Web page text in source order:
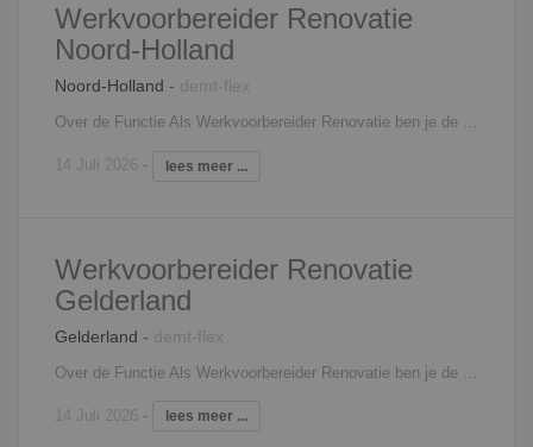
Werkvoorbereider Renovatie
Noord-Holland
Noord-Holland - demt-flex
14 Juli 2026 - lees meer ...
Werkvoorbereider Renovatie
Gelderland
Gelderland - demt-flex
14 Juli 2026 - lees meer ...